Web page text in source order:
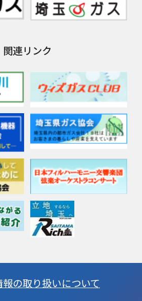
関連リンク
の取り扱いについて